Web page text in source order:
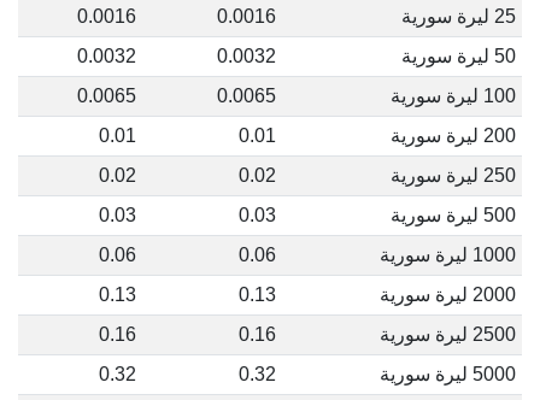
25 ليرة سورية
0.0016
0.0016
50 ليرة سورية
0.0032
0.0032
100 ليرة سورية
0.0065
0.0065
200 ليرة سورية
0.01
0.01
250 ليرة سورية
0.02
0.02
500 ليرة سورية
0.03
0.03
1000 ليرة سورية
0.06
0.06
2000 ليرة سورية
0.13
0.13
2500 ليرة سورية
0.16
0.16
5000 ليرة سورية
0.32
0.32